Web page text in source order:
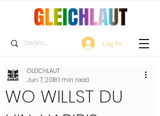
Log In
WO WILLST DU
GLEICHLAUT
Jun 7, 20181 min read